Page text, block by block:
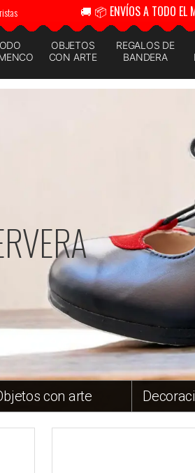
🚚 📦 ENVÍOS A TODO
OBJETOS
CON ARTE
REGALOS DE
BANDERA
con arte